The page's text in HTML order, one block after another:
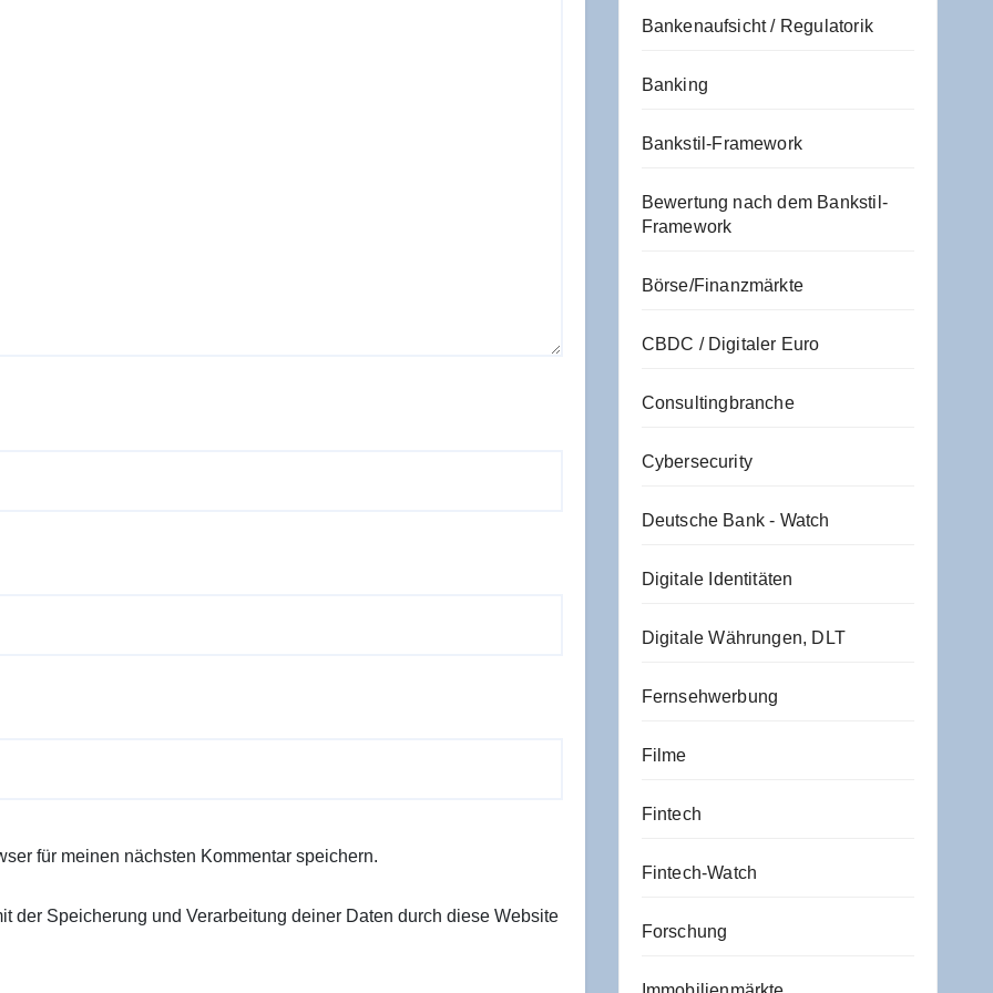
für meinen nächsten Kommentar speichern.
der Speicherung und Verarbeitung deiner Daten durch diese Website
Bankenaufsicht / Regulatorik
Banking
Bankstil-Framework
Bewertung nach dem Bankstil-
Framework
Börse/Finanzmärkte
CBDC / Digitaler Euro
Consultingbranche
Cybersecurity
Deutsche Bank - Watch
Digitale Identitäten
Digitale Währungen, DLT
Fernsehwerbung
Filme
Fintech
Fintech-Watch
Forschung